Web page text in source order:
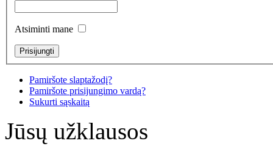
Atsiminti mane
Pamiršote slaptažodį?
Pamiršote prisijungimo vardą?
Sukurti sąskaitą
Jūsų užklausos